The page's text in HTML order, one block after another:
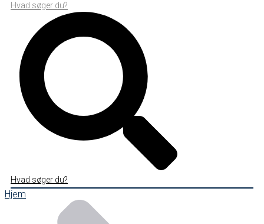
Hvad søger du?
Hvad søger du?
Hjem